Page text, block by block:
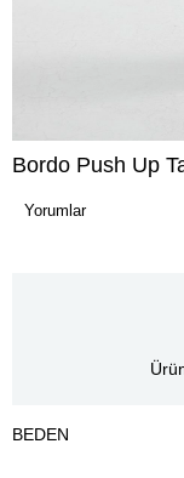
Bordo Push Up
Yorumlar
BEDEN